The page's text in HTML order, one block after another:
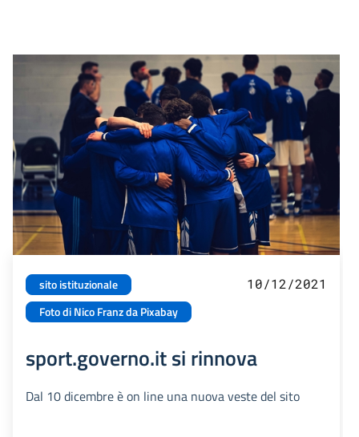
sito istituzionale
Foto di Nico Franz da Pixabay
10/12/2021
sport.governo.it si rinnova
Dal 10 dicembre è on line una nuova veste del sito